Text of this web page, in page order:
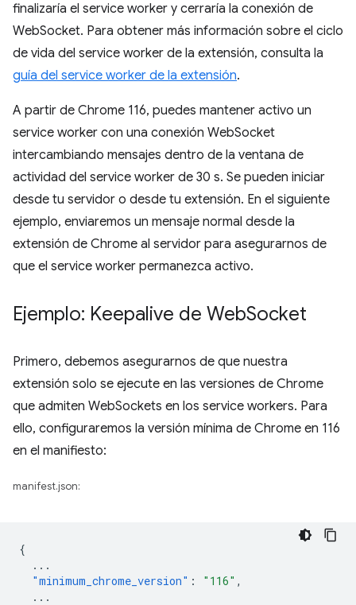
finalizaría el service worker y cerraría la conexión de
WebSocket. Para obtener más información sobre el ciclo
de vida del service worker de la extensión, consulta la
guía del service worker de la extensión.
A partir de Chrome 116, puedes mantener activo un
service worker con una conexión WebSocket
intercambiando mensajes dentro de la ventana de
actividad del service worker de 30 s. Se pueden iniciar
desde tu servidor o desde tu extensión. En el siguiente
ejemplo, enviaremos un mensaje normal desde la
extensión de Chrome al servidor para asegurarnos de
que el service worker permanezca activo.
Ejemplo: Keepalive de WebSocket
Primero, debemos asegurarnos de que nuestra
extensión solo se ejecute en las versiones de Chrome
que admiten WebSockets en los service workers. Para
ello, configuraremos la versión mínima de Chrome en 116
en el manifiesto:
manifest.json:
{
...
"minimum_chrome_version" : "116" ,
...